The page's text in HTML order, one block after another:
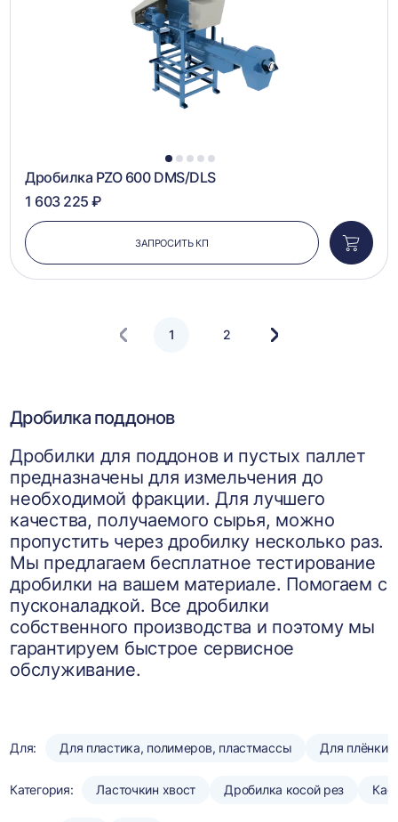
1 2 3 4 5
Дробилка PZO 600 DMS/DLS
1 603 225 ₽
ЗАПРОСИТЬ КП
в
1 2
Следующая
Дробилка поддонов
Дробилки для поддонов и пустых паллет
предназначены для измельчения до
необходимой фракции. Для лучшего
качества, получаемого сырья, можно
пропустить через дробилку несколько раз.
Мы предлагаем бесплатное тестирование
дробилки на вашем материале. Помогаем с
пусконаладкой. Все дробилки
собственного производства и поэтому мы
гарантируем быстрое сервисное
обслуживание.
Для: Для пластика, полимеров, пластмассы Для плёнки
Категория: Ласточкин хвост Дробилка косой рез